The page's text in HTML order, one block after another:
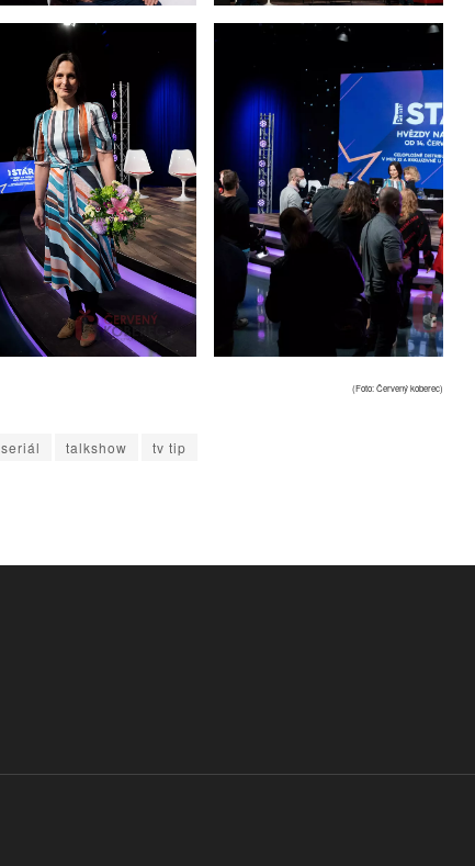
(Foto: Červený koberec)
seriál talkshow tv tip